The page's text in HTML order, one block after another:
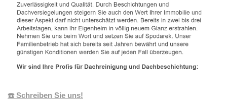
☎️ Schreiben Sie uns!